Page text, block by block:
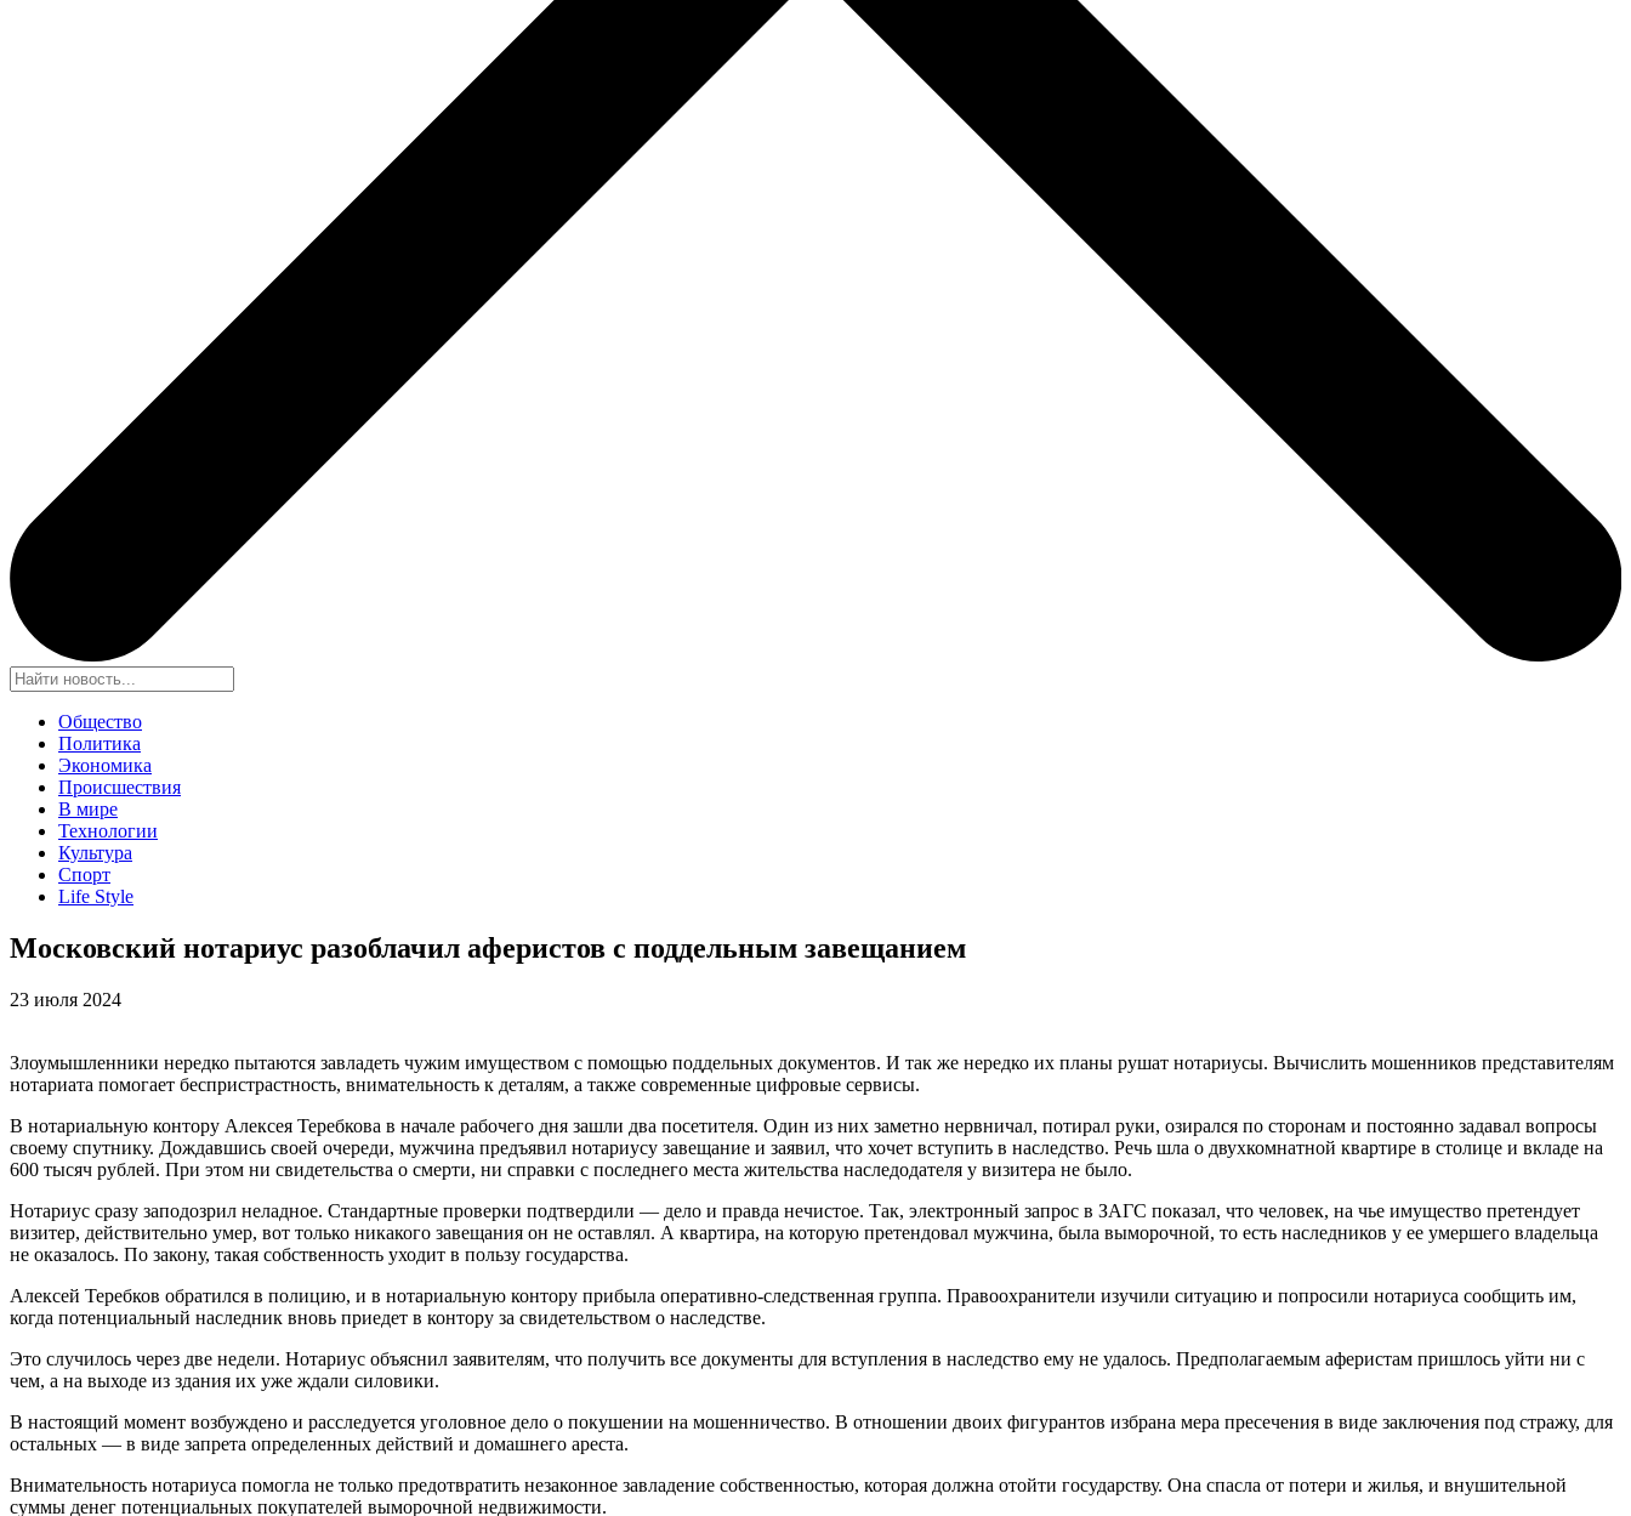
Общество
Политика
Экономика
Происшествия
В мире
Технологии
Культура
Спорт
Life Style
Московский нотариус разоблачил аферистов с поддельным завещанием
23 июля 2024
Злоумышленники нередко пытаются завладеть чужим имуществом с помощью поддельных документов. И так же нередко их планы рушат нотариусы. Вычислить мошенников представителям
нотариата помогает беспристрастность, внимательность к деталям, а также современные цифровые сервисы.
В нотариальную контору Алексея Теребкова в начале рабочего дня зашли два посетителя. Один из них заметно нервничал, потирал руки, озирался по сторонам и постоянно задавал вопросы
своему спутнику. Дождавшись своей очереди, мужчина предъявил нотариусу завещание и заявил, что хочет вступить в наследство. Речь шла о двухкомнатной квартире в столице и вкладе на
600 тысяч рублей. При этом ни свидетельства о смерти, ни справки с последнего места жительства наследодателя у визитера не было.
Нотариус сразу заподозрил неладное. Стандартные проверки подтвердили — дело и правда нечистое. Так, электронный запрос в ЗАГС показал, что человек, на чье имущество претендует
визитер, действительно умер, вот только никакого завещания он не оставлял. А квартира, на которую претендовал мужчина, была выморочной, то есть наследников у ее умершего владельца
не оказалось. По закону, такая собственность уходит в пользу государства.
Алексей Теребков обратился в полицию, и в нотариальную контору прибыла оперативно-следственная группа. Правоохранители изучили ситуацию и попросили нотариуса сообщить им,
когда потенциальный наследник вновь приедет в контору за свидетельством о наследстве.
Это случилось через две недели. Нотариус объяснил заявителям, что получить все документы для вступления в наследство ему не удалось. Предполагаемым аферистам пришлось уйти ни с
чем, а на выходе из здания их уже ждали силовики.
В настоящий момент возбуждено и расследуется уголовное дело о покушении на мошенничество. В отношении двоих фигурантов избрана мера пресечения в виде заключения под стражу, для
остальных — в виде запрета определенных действий и домашнего ареста.
Внимательность нотариуса помогла не только предотвратить незаконное завладение собственностью, которая должна отойти государству. Она спасла от потери и жилья, и внушительной
суммы денег потенциальных покупателей выморочной недвижимости.